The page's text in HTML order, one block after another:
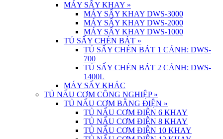
MÁY SẤY KHAY »
MÁY SẤY KHAY DWS-3000
MÁY SẤY KHAY DWS-2000
MÁY SẤY KHAY DWS-1000
TỦ SẤY CHÉN BÁT »
TỦ SẤY CHÉN BÁT 1 CÁNH: DWS-
700
TỦ SẤY CHÉN BÁT 2 CÁNH: DWS-
1400L
MÁY SẤY KHÁC
TỦ NẤU CƠM CÔNG NGHIỆP »
TỦ NẤU CƠM BẰNG ĐIỆN »
TỦ NẤU CƠM ĐIỆN 6 KHAY
TỦ NẤU CƠM ĐIỆN 8 KHAY
TỦ NẤU CƠM ĐIỆN 10 KHAY